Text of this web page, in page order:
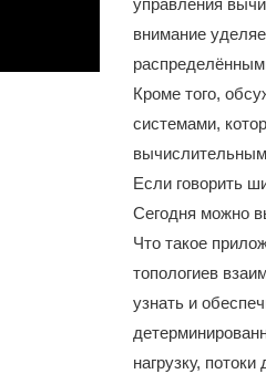
управления
внимание
Кроме того,
системами,
Если говорить
Сегодня можно
Что такое
топологиев
узнать и
нагрузку,